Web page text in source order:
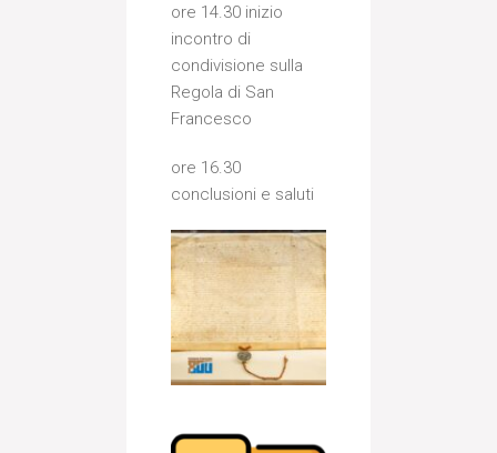
ore 14.30 inizio
incontro di
condivisione sulla
Regola di San
Francesco
ore 16.30
conclusioni e saluti